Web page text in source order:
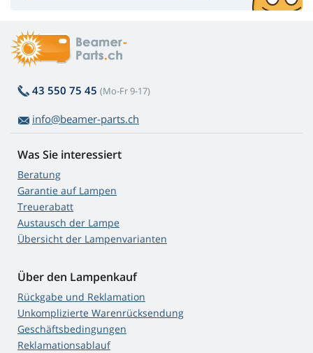
43 550 75 45 (Mo-Fr 9-17)
info@beamer-parts.ch
Was Sie interessiert
Beratung
Garantie auf Lampen
Treuerabatt
Austausch der Lampe
Übersicht der Lampenvarianten
Über den Lampenkauf
Rückgabe und Reklamation
Unkomplizierte Warenrücksendung
Geschäftsbedingungen
Reklamationsablauf